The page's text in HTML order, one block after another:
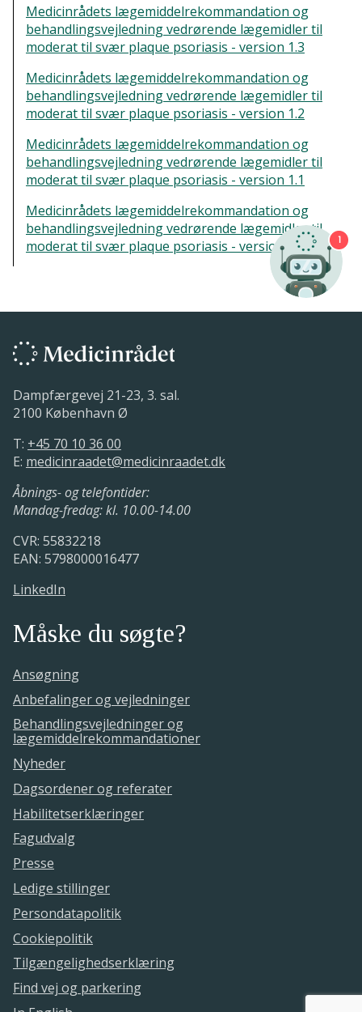
Medicinrådets lægemiddelrekommandation og
behandlingsvejledning vedrørende lægemidler til
moderat til svær plaque psoriasis - version 1.3
Medicinrådets lægemiddelrekommandation og
behandlingsvejledning vedrørende lægemidler til
moderat til svær plaque psoriasis - version 1.2
Medicinrådets lægemiddelrekommandation og
behandlingsvejledning vedrørende lægemidler til
moderat til svær plaque psoriasis - version 1.1
Medicinrådets lægemiddelrekommandation og
behandlingsvejledning vedrørende lægemidler til
moderat til svær plaque psoriasis - version 1.0
Dampfærgevej 21-23, 3. sal.
2100 København Ø
T: +45 70 10 36 00
E: medicinraadet@medicinraadet.dk
Åbnings- og telefontider:
Mandag-fredag: kl. 10.00-14.00
CVR: 55832218
EAN: 5798000016477
LinkedIn
Måske du søgte?
Ansøgning
Anbefalinger og vejledninger
Behandlingsvejledninger og
lægemiddelrekommandationer
Nyheder
Dagsordener og referater
Habilitetserklæringer
Fagudvalg
Presse
Ledige stillinger
Persondatapolitik
Cookiepolitik
Tilgængelighedserklæring
Find vej og parkering
1